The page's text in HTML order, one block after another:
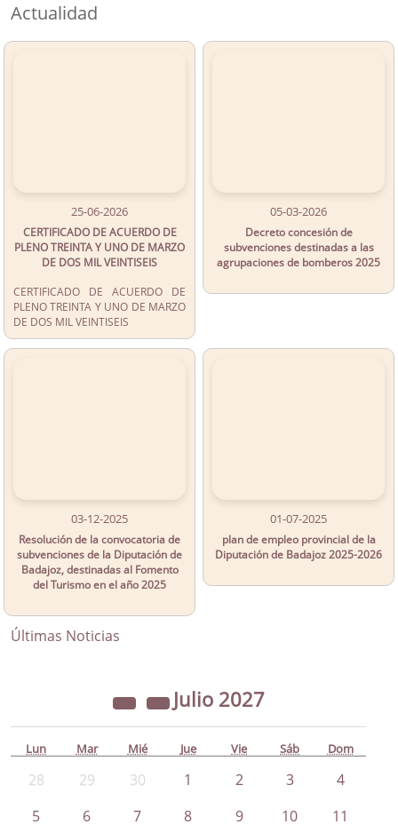
Actualidad
25-06-2026
CERTIFICADO DE ACUERDO DE
PLENO TREINTA Y UNO DE MARZO
DE DOS MIL VEINTISEIS
CERTIFICADO DE ACUERDO DE
PLENO TREINTA Y UNO DE MARZO
DE DOS MIL VEINTISEIS
05-03-2026
Decreto concesión de
subvenciones destinadas a las
agrupaciones de bomberos 2025
03-12-2025
Resolución de la convocatoria de
subvenciones de la Diputación de
Badajoz, destinadas al Fomento
del Turismo en el año 2025
01-07-2025
plan de empleo provincial de la
Diputación de Badajoz 2025-2026
Últimas Noticias
Julio 2027
Lun Mar Mié Jue Vie Sáb Dom
28 29 30 1 2 3
4
5
6 7 8 9 10 11